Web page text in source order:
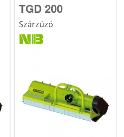
TGD 200
Szárzúzó